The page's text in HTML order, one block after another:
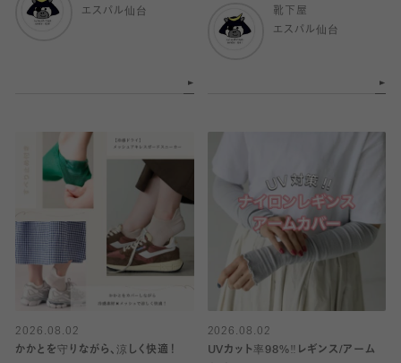
エスパル仙台
靴下屋
エスパル仙台
2026.08.02
かかとを守りながら、涼しく快適！
2026.08.02
UVカット率98%‼︎レギンス/アーム